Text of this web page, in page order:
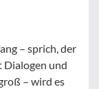
– sprich, der
Dialogen und
– wird es